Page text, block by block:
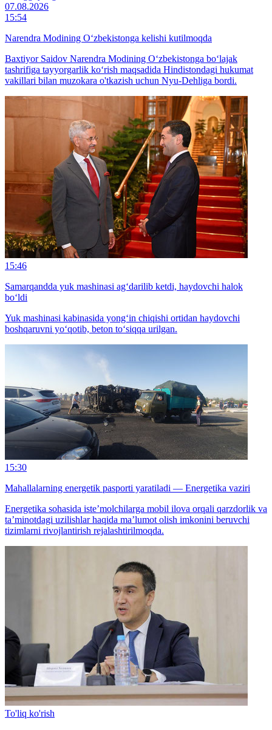
07.08.2026
15:54
Narendra Modining O‘zbekistonga kelishi kutilmoqda
Baxtiyor Saidov Narendra Modining O‘zbekistonga bo‘lajak
tashrifiga tayyorgarlik ko‘rish maqsadida Hindistondagi hukumat
vakillari bilan muzokara o'tkazish uchun Nyu-Dehliga bordi.
15:46
Samarqandda yuk mashinasi ag‘darilib ketdi, haydovchi halok
bo‘ldi
Yuk mashinasi kabinasida yong‘in chiqishi ortidan haydovchi
boshqaruvni yo‘qotib, beton to‘siqqa urilgan.
15:30
Mahallalarning energetik pasporti yaratiladi — Energetika vaziri
Energetika sohasida iste’molchilarga mobil ilova orqali qarzdorlik va
ta’minotdagi uzilishlar haqida ma’lumot olish imkonini beruvchi
tizimlarni rivojlantirish rejalashtirilmoqda.
To'liq ko'rish